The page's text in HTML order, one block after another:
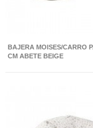
BAJERA MOISES/CARRO
CM ABETE BEIGE